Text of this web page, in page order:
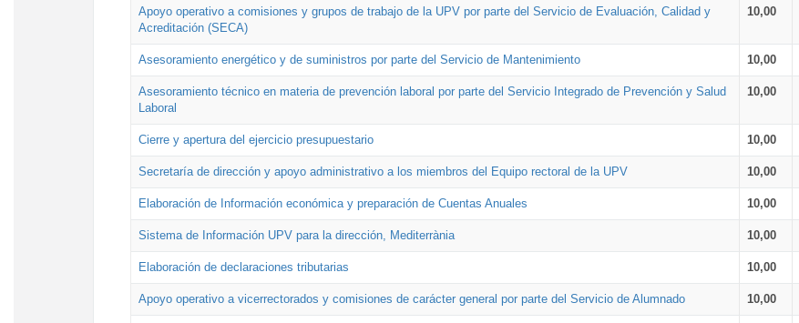
Apoyo operativo a comisiones y grupos de trabajo de la UPV por parte del Servicio de Evaluación, Calidad y
Acreditación (SECA)
10,00
Asesoramiento energético y de suministros por parte del Servicio de Mantenimiento 10,00
Asesoramiento técnico en materia de prevención laboral por parte del Servicio Integrado de Prevención y Salud
Laboral
10,00
Cierre y apertura del ejercicio presupuestario 10,00
Secretaría de dirección y apoyo administrativo a los miembros del Equipo rectoral de la UPV 10,00
Elaboración de Información económica y preparación de Cuentas Anuales 10,00
Sistema de Información UPV para la dirección, Mediterrània 10,00
Elaboración de declaraciones tributarias 10,00
Apoyo operativo a vicerrectorados y comisiones de carácter general por parte del Servicio de Alumnado 10,00